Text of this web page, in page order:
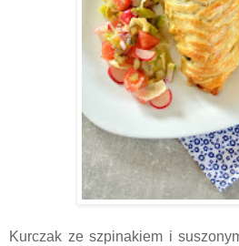
Kurczak ze szpinakiem i